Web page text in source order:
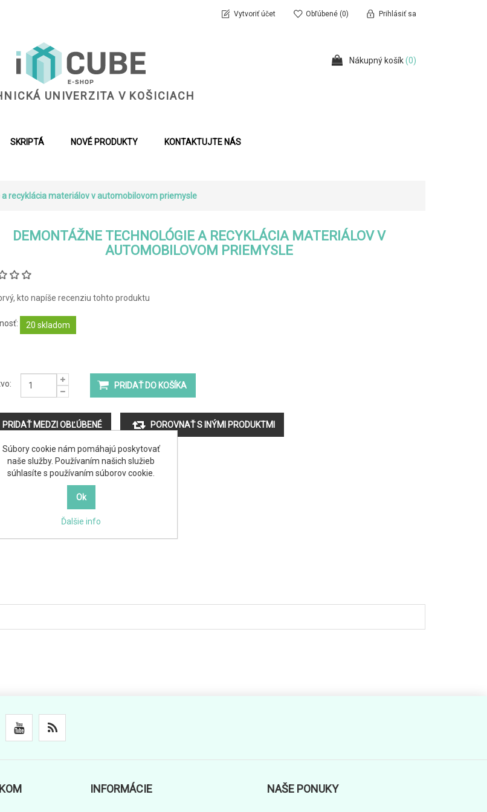
Vytvoriť účet Obľúbené (0) Prihlásiť sa
UNIVERZITA V KOŠICIACH
Nákupný košík(0)
SKRIPTÁ NOVÉ PRODUKTY KONTAKTUJTE NÁS
recyklácia materiálov v automobilovom priemysle
DEMONTÁŽNE TECHNOLÓGIE A RECYKLÁCIA MATERIÁLOV V
AUTOMOBILOVOM PRIEMYSLE
kto napíše recenziu tohto produktu
20 skladom
INFORMÁCIE NAŠE PONUKY
Súbory cookie nám pomáhajú poskytovať
naše služby. Používaním našich služieb
súhlasíte s používaním súborov cookie.
Ďalšie info